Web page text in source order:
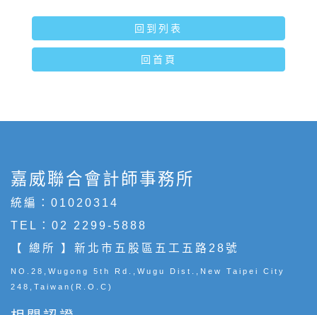
回到列表
回首頁
嘉威聯合會計師事務所
統編：01020314
TEL： 02 2299-5888
【 總所 】新北市五股區五工五路28號
NO.28,Wugong 5th Rd.,Wugu Dist.,New Taipei City
248,Taiwan(R.O.C)